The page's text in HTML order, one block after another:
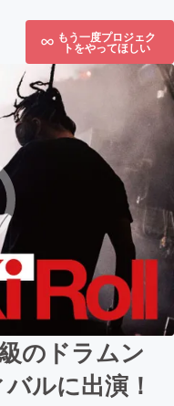
もう一度プロジェク
トをやってほしい
のドラムン
ルに出演！